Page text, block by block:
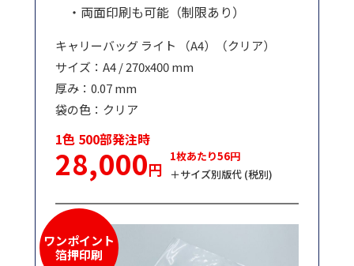
・両面印刷も可能（制限あり）
キャリーバッグ ライト （A4）（クリア）
サイズ：A4 / 270x400 mm
厚み：0.07 mm
袋の色：クリア
1色 500部発注時
28,000円
1枚あたり56円
＋サイズ別版代 (税別)
ワンポイント
箔押印刷